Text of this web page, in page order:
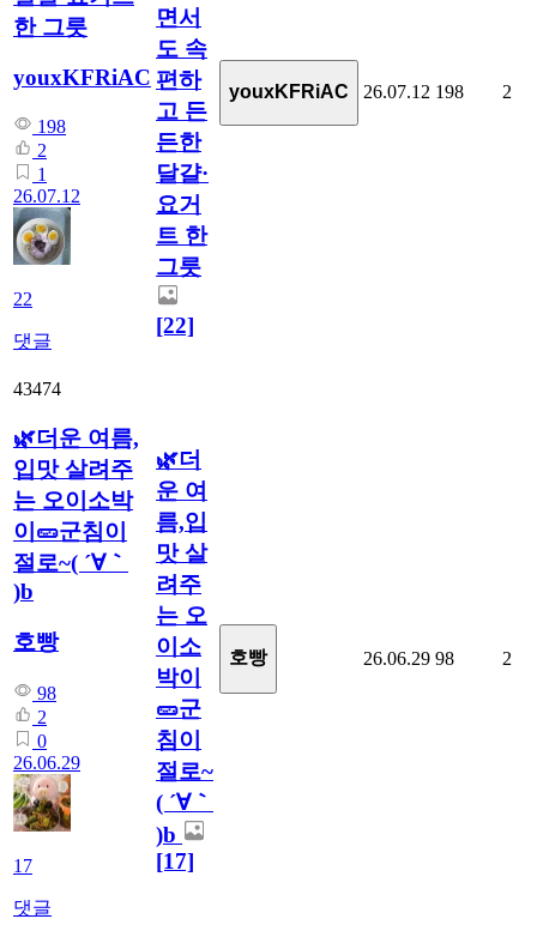
한 그릇
youxKFRiAC
198
2
1
26.07.12
22
댓글
면서
도 속
편하
고 든
든한
달걀·
요거
트 한
그릇
[22]
youxKFRiAC 26.07.12 198 2
43474
🌿더운 여름,
입맛 살려주
는 오이소박
이🥒군침이
절로~( ´∀｀
)b
호빵
98
2
0
26.06.29
17
댓글
🌿더
운 여
름,입
맛 살
려주
는 오
이소
박이
🥒군
침이
절로~
( ´∀｀
)b
[17]
호빵 26.06.29 98 2